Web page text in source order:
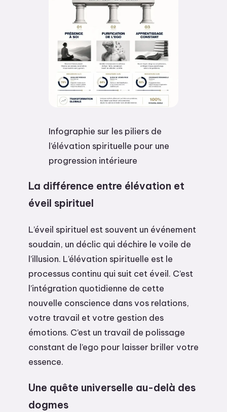
Infographie sur les piliers de
l’élévation spirituelle pour une
progression intérieure
La différence entre élévation et
éveil spirituel
L’éveil spirituel est souvent un événement
soudain, un déclic qui déchire le voile de
l’illusion. L’élévation spirituelle est le
processus continu qui suit cet éveil. C’est
l’intégration quotidienne de cette
nouvelle conscience dans vos relations,
votre travail et votre gestion des
émotions. C’est un travail de polissage
constant de l’ego pour laisser briller votre
essence.
Une quête universelle au-delà des
dogmes